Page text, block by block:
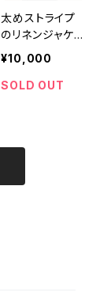
太めストライプ
のリネンジャケッ
ト
¥10,000
SOLD OUT